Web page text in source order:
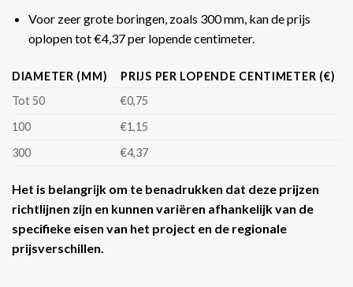
Voor zeer grote boringen, zoals 300 mm, kan de prijs
oplopen tot €4,37 per lopende centimeter​​.
DIAMETER (MM)
PRIJS PER LOPENDE CENTIMETER (€)
Tot 50
€0,75
100
€1,15
300
€4,37
Het is belangrijk om te benadrukken dat deze prijzen
richtlijnen zijn en kunnen variëren afhankelijk van de
specifieke eisen van het project en de regionale
prijsverschillen.